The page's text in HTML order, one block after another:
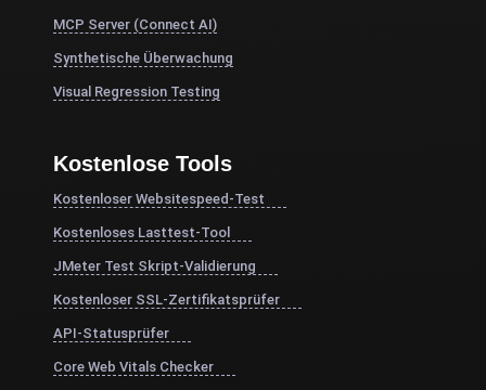
MCP Server (Connect AI)
Synthetische Überwachung
Visual Regression Testing
Kostenlose Tools
Kostenloser Websitespeed-Test
Kostenloses Lasttest-Tool
JMeter Test Skript-Validierung
Kostenloser SSL-Zertifikatsprüfer
API-Statusprüfer
Core Web Vitals Checker